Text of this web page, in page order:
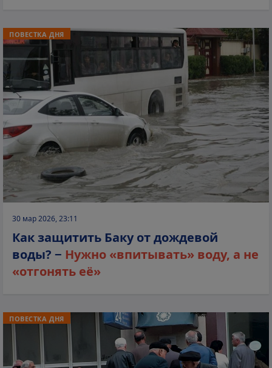
ПОВЕСТКА ДНЯ
30 мар 2026, 23:11
Как защитить Баку от дождевой
воды? − Нужно «впитывать» воду, а не
«отгонять её»
ПОВЕСТКА ДНЯ